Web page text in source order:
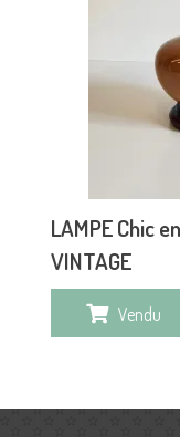
LAMPE Chic
VINTAGE
Vendu